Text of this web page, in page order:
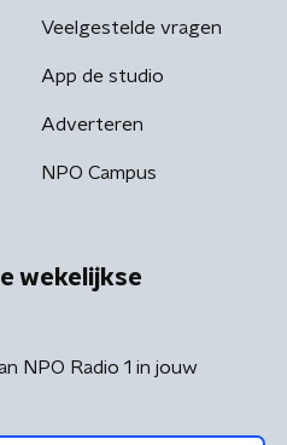
Veelgestelde vragen
App de studio
Adverteren
NPO Campus
wekelijkse
NPO Radio 1 in jouw